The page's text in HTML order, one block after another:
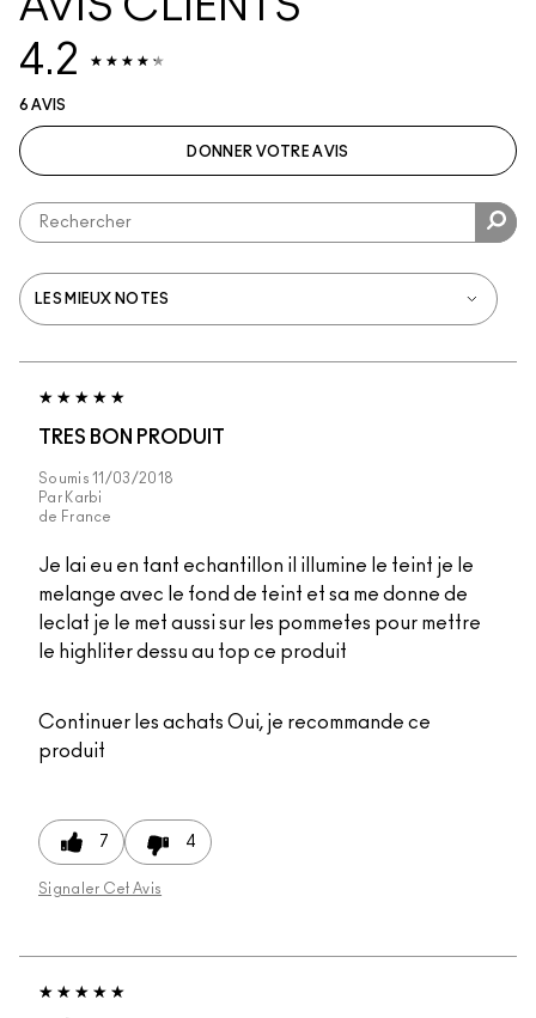
4.2
6 AVIS
DONNER VOTRE AVIS
TRES BON PRODUIT
Soumis11/03/2018
Par Karbi
de France
Je lai eu en tant echantillon il illumine le teint je le
melange avec le fond de teint et sa me donne de
leclat je le met aussi sur les pommetes pour mettre
le highliter dessu au top ce produit
Continuer les achats Oui, je recommande ce
produit
7 4
Signaler Cet Avis